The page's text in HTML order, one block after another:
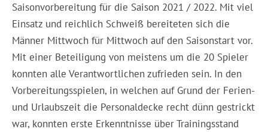
Saisonvorbereitung für die Saison 2021 / 2022. Mit viel
Einsatz und reichlich Schweiß bereiteten sich die
Männer Mittwoch für Mittwoch auf den Saisonstart vor.
Mit einer Beteiligung von meistens um die 20 Spieler
konnten alle Verantwortlichen zufrieden sein. In den
Vorbereitungsspielen, in welchen auf Grund der Ferien-
und Urlaubszeit die Personaldecke recht dünn gestrickt
war, konnten erste Erkenntnisse über Trainingsstand